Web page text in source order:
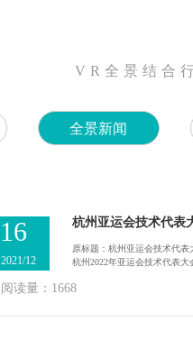
VR全景结合
全景新闻
杭州亚运会技术代表
原标题：杭州亚运会技术代
杭州2022年亚运会技术代表大
阅读量：1668
16
2021/12